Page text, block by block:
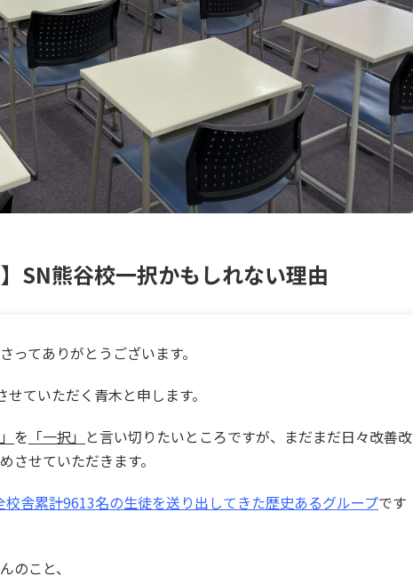
SN熊谷校一択かもしれない理由
ってありがとうございます。
ていただく青木と申します。
を 「一択」 と言い切りたいところですが、まだまだ日々改善改
させていただきます。
舎累計9613名の生徒を送り出してきた歴史あるグループです
のこと、